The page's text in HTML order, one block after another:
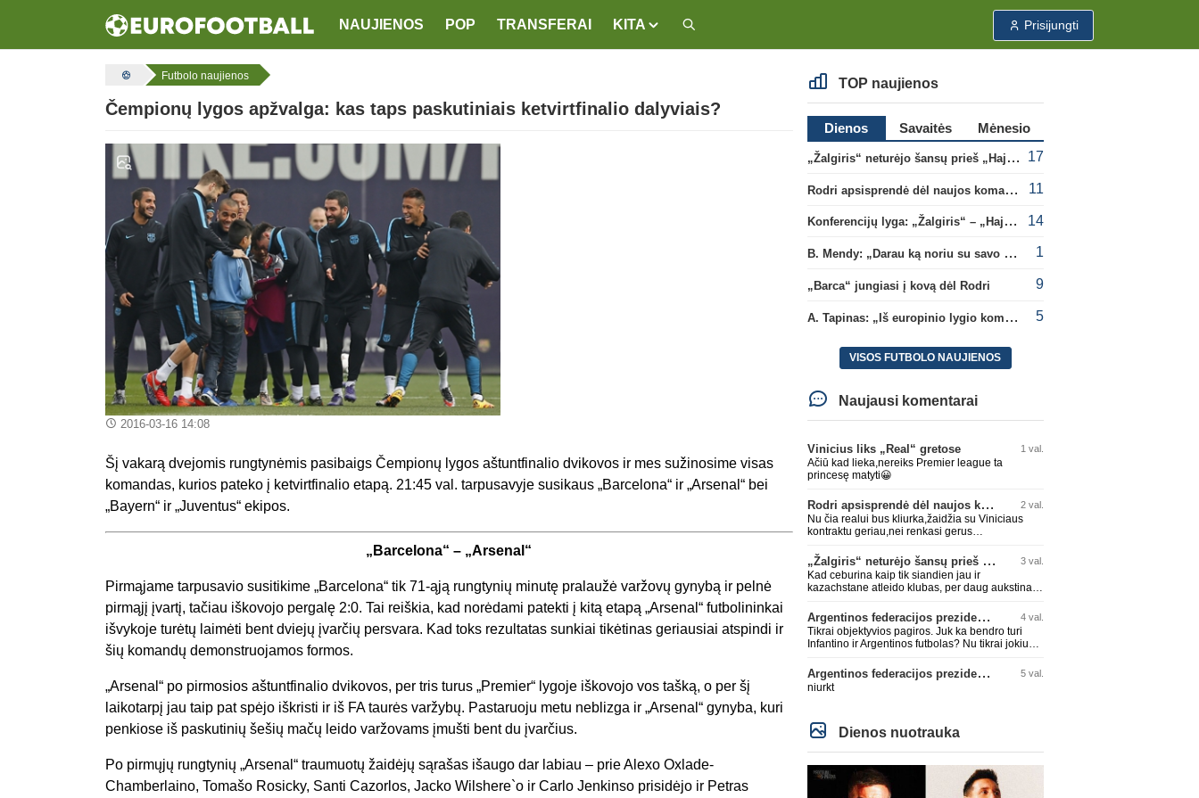
NAUJIENOS POP TRANSFERAI KITA Prisijungti
Futbolo naujienos
Čempionų lygos apžvalga: kas taps paskutiniais ketvirtfinalio dalyviais?
2016-03-16 14:08
Šį vakarą dvejomis rungtynėmis pasibaigs Čempionų lygos aštuntfinalio dvikovos ir mes sužinosime visas
komandas, kurios pateko į ketvirtfinalio etapą. 21:45 val. tarpusavyje susikaus „Barcelona“ ir „Arsenal“ bei
„Bayern“ ir „Juventus“ ekipos.
„Barcelona“ – „Arsenal“
Pirmąjame tarpusavio susitikime „Barcelona“ tik 71-ąją rungtynių minutę pralaužė varžovų gynybą ir pelnė
pirmąjį įvartį, tačiau iškovojo pergalę 2:0. Tai reiškia, kad norėdami patekti į kitą etapą „Arsenal“ futbolininkai
išvykoje turėtų laimėti bent dviejų įvarčių persvara. Kad toks rezultatas sunkiai tikėtinas geriausiai atspindi ir
šių komandų demonstruojamos formos.
„Arsenal“ po pirmosios aštuntfinalio dvikovos, per tris turus „Premier“ lygoje iškovojo vos tašką, o per šį
laikotarpį jau taip pat spėjo iškristi ir iš FA taurės varžybų. Pastaruoju metu neblizga ir „Arsenal“ gynyba, kuri
penkiose iš paskutinių šešių mačų leido varžovams įmušti bent du įvarčius.
Po pirmųjų rungtynių „Arsenal“ traumuotų žaidėjų sąrašas išaugo dar labiau – prie Alexo Oxlade-
Chamberlaino, Tomašo Rosicky, Santi Cazorlos, Jacko Wilshere`o ir Carlo Jenkinso prisidėjo ir Petras
TOP naujienos
Dienos Savaitės
Mėnesio
„Žalgiris“ neturėjo šansų prieš „Hajduk“
17
Rodri apsisprendė dėl naujos komandos 11
Konferencijų lyga: „Žalgiris“ – „Hajduk“ (rungtynės tiesiogiai) 14
B. Mendy: „Darau ką noriu su savo pasaulio čempionato titulu“ 1
„Barca“ jungiasi į kovą dėl Rodri 9
A. Tapinas: „Iš europinio lygio komandos gavom gerų pamokų“ 5
VISOS FUTBOLO NAUJIENOS
Naujausi komentarai
Vinicius liks „Real“ gretose 1 val.
Ačiū kad lieka,nereiks Premier league ta
princesę matyti😀
Rodri apsisprendė dėl naujos komandos 2 val.
Nu čia realui bus kliurka,žaidžia su Viniciaus
kontraktu geriau,nei renkasi gerus
„Žalgiris“ neturėjo šansų prieš „Hajduk“ 3 val.
Kad ceburina kaip tik siandien jau ir
kazachstane atleido klubas, per daug aukstinat
Argentinos federacijos prezidentas C. Tapia negailėjo pagyrų G. Infantino 4 val.
Tikrai objektyvios pagiros. Juk ka bendro turi
Infantino ir Argentinos futbolas? Nu tikrai jokiu
Argentinos federacijos prezidentas C. Tapia negailėjo pagyrų G. Infantino 5 val.
niurkt
Dienos nuotrauka